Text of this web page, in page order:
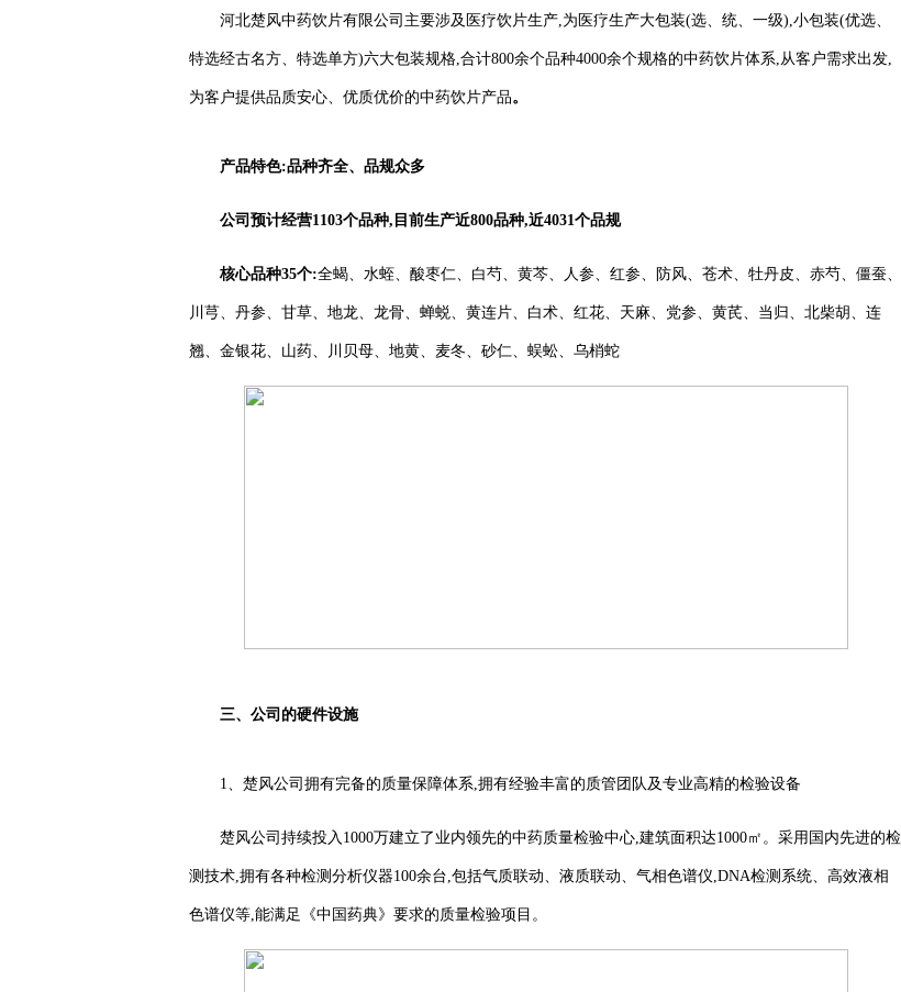
河北楚风中药饮片有限公司主要涉及医疗饮片生产,为医疗生产大包装(选、统、一级),小包装(优选、
特选经古名方、特选单方)六大包装规格,合计800余个品种4000余个规格的中药饮片体系,从客户需求出发,
为客户提供品质安心、优质优价的中药饮片产品。
产品特色:品种齐全、品规众多
公司预计经营1103个品种,目前生产近800品种,近4031个品规
核心品种35个:全蝎、水蛭、酸枣仁、白芍、黄芩、人参、红参、防风、苍术、牡丹皮、赤芍、僵蚕、
川芎、丹参、甘草、地龙、龙骨、蝉蜕、黄连片、白术、红花、天麻、党参、黄芪、当归、北柴胡、连
翘、金银花、山药、川贝母、地黄、麦冬、砂仁、蜈蚣、乌梢蛇
三、公司的硬件设施
1、楚风公司拥有完备的质量保障体系,拥有经验丰富的质管团队及专业高精的检验设备
楚风公司持续投入1000万建立了业内领先的中药质量检验中心,建筑面积达1000㎡。采用国内先进的检
测技术,拥有各种检测分析仪器100余台,包括气质联动、液质联动、气相色谱仪,DNA检测系统、高效液相
色谱仪等,能满足《中国药典》要求的质量检验项目。